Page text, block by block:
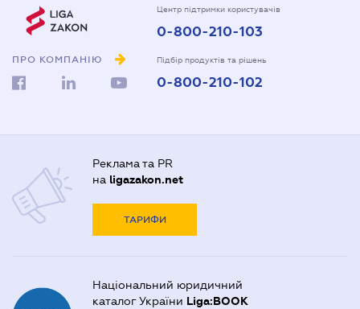
ПРО КОМПАНІЮ
Центр підтримки користувачів
0-800-210-103
Підбір продуктів та рішень
0-800-210-102
Реклама та PR
на ligazakon.net
ТАРИФИ
Національний юридичний
каталог України Liga:BOOK